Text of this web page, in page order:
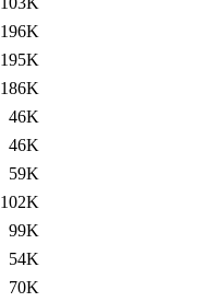
196K
195K
186K
46K
46K
59K
102K
99K
54K
70K